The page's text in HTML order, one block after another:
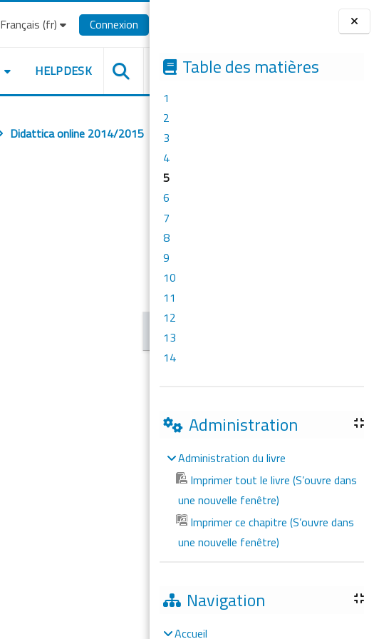
BlocsTable des matières
1
2
3
4
5
6
7
8
9
10
11
12
13
14
Administration
Administration du livre
Imprimer tout le livre (S’ouvre dans
une nouvelle fenêtre)
Imprimer ce chapitre (S’ouvre dans
une nouvelle fenêtre)
Navigation
Accueil
Français ‎(fr)‎ Connexion
HELPDESK
Didattica online 2014/2015